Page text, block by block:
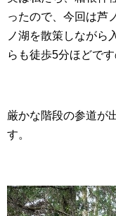
ったので、今回は芦
ノ湖を散策しながら
らも徒歩5分ほどで
厳かな階段の参道が
す。